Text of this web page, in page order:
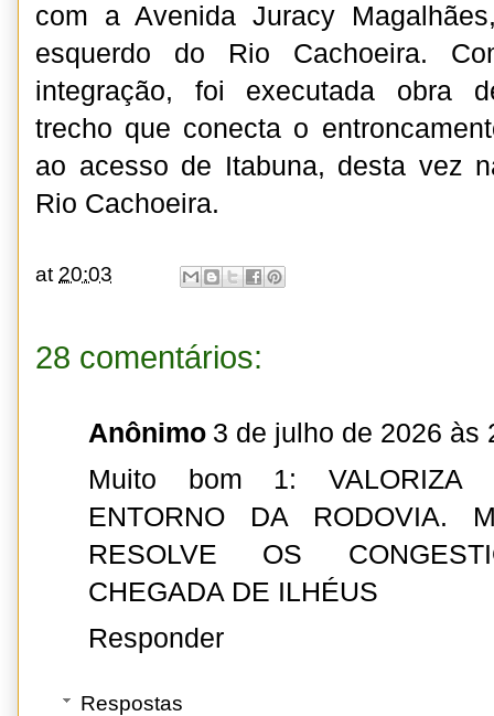
com a Avenida Juracy
esquerdo do Rio Cachoeira.
integração, foi executada obra
trecho que conecta o
ao acesso de Itabuna, desta vez
Rio Cachoeira.
at 20:03
28 comentários:
Anônimo 3 de julho de 2026 às
Muito bom 1: VALORIZA
ENTORNO DA RODOVIA.
RESOLVE OS
CHEGADA DE ILHÉUS
Responder
Respostas